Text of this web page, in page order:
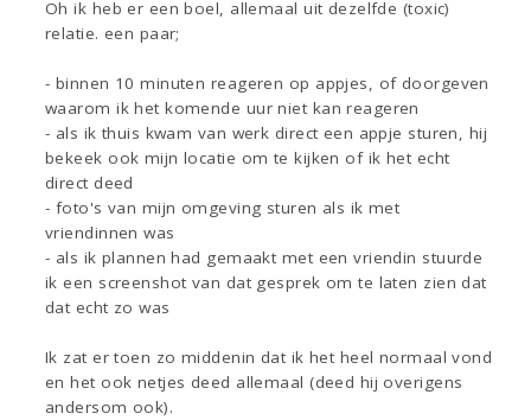
Oh ik heb er een boel, allemaal uit dezelfde (toxic)
relatie. een paar;
- binnen 10 minuten reageren op appjes, of doorgeven
waarom ik het komende uur niet kan reageren
- als ik thuis kwam van werk direct een appje sturen, hij
bekeek ook mijn locatie om te kijken of ik het echt
direct deed
- foto's van mijn omgeving sturen als ik met
vriendinnen was
- als ik plannen had gemaakt met een vriendin stuurde
ik een screenshot van dat gesprek om te laten zien dat
dat echt zo was
Ik zat er toen zo middenin dat ik het heel normaal vond
en het ook netjes deed allemaal (deed hij overigens
andersom ook).